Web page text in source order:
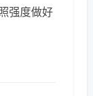
强度做好